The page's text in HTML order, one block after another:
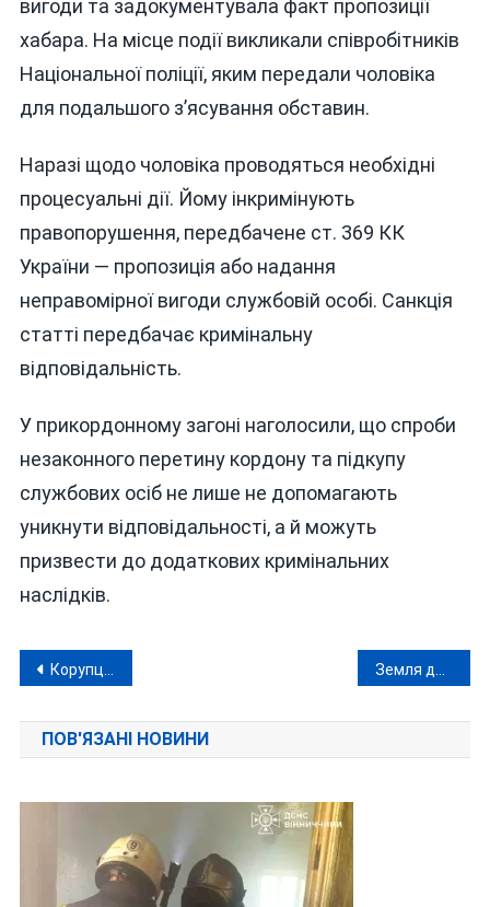
вигоди та задокументувала факт пропозиції
хабара. На місце події викликали співробітників
Національної поліції, яким передали чоловіка
для подальшого з’ясування обставин.
Наразі щодо чоловіка проводяться необхідні
процесуальні дії. Йому інкримінують
правопорушення, передбачене ст. 369 КК
України — пропозиція або надання
неправомірної вигоди службовій особі. Санкція
статті передбачає кримінальну
відповідальність.
У прикордонному загоні наголосили, що спроби
незаконного перетину кордону та підкупу
службових осіб не лише не допомагають
уникнути відповідальності, а й можуть
призвести до додаткових кримінальних
наслідків.
Навігація
записів
Корупційний «фронт» під час війни: на Вінниччині викрили багатомільйонні асфальтові оборудки Земля для «своїх»: меру Шаргорода та його двом подільникам оголосили підозри у махінаціях
ПОВ'ЯЗАНІ НОВИНИ